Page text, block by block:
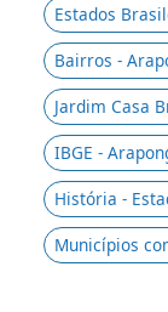
Estados
Bairros -
Jardim Casa
IBGE -
História -
Municípios